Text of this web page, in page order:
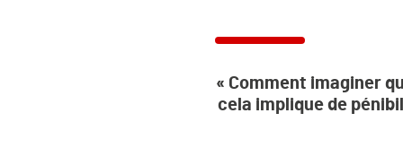
« Comment imaginer
cela implique de